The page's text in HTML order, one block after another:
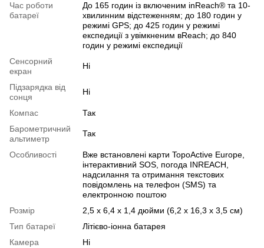
Час роботи
батареї
До 165 годин із включеним inReach® та 10-
хвилинним відстеженням; до 180 годин у
режимі GPS; до 425 годин у режимі
експедиції з увімкненим вReach; до 840
годин у режимі експедиції
Сенсорний
екран
Ні
Підзарядка від
сонця
Ні
Компас
Так
Барометричний
альтиметр
Так
Особливості
Вже встановлені карти TopoActive Europe,
інтерактивний SOS, погода INREACH,
надсилання та отримання текстових
повідомлень на телефон (SMS) та
електронною поштою
Розмір
2,5 x 6,4 x 1,4 дюйми (6,2 x 16,3 x 3,5 см)
Тип батареї
Літієво-іонна батарея
Камера
Ні